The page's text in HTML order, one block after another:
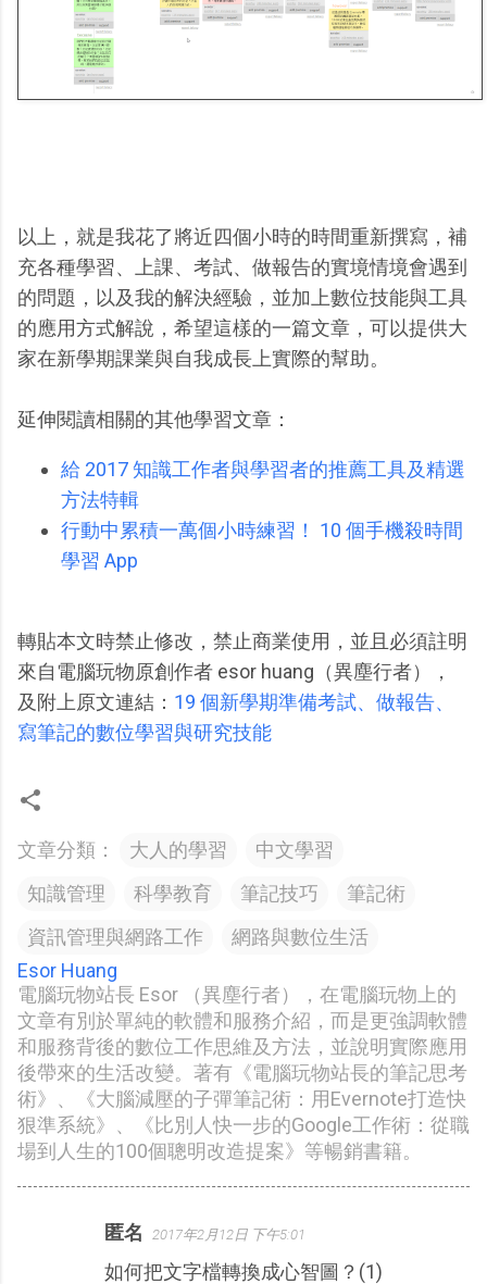
以上，就是我花了將近四個小時的時間重新撰寫，補
充各種學習、上課、考試、做報告的實境情境會遇到
的問題，以及我的解決經驗，並加上數位技能與工具
的應用方式解說，希望這樣的一篇文章，可以提供大
家在新學期課業與自我成長上實際的幫助。
延伸閱讀相關的其他學習文章：
給 2017 知識工作者與學習者的推薦工具及精選
方法特輯
行動中累積一萬個小時練習！ 10 個手機殺時間
學習 App
轉貼本文時禁止修改，禁止商業使用，並且必須註明
來自電腦玩物原創作者 esor huang（異塵行者），
及附上原文連結： 19 個新學期準備考試、做報告、
寫筆記的數位學習與研究技能
文章分類： 大人的學習
中文學習
知識管理
科學教育 筆記技巧
筆記術
資訊管理與網路工作
網路與數位生活
Esor Huang
電腦玩物站長 Esor （異塵行者），在電腦玩物上的
文章有別於單純的軟體和服務介紹，而是更強調軟體
和服務背後的數位工作思維及方法，並說明實際應用
後帶來的生活改變。著有《電腦玩物站長的筆記思考
術》、《大腦減壓的子彈筆記術：用Evernote打造快
狠準系統》、《比別人快一步的Google工作術：從職
場到人生的100個聰明改造提案》等暢銷書籍。
匿名 2017年2月12日 下午5:01
如何把文字檔轉換成心智圖？(1)